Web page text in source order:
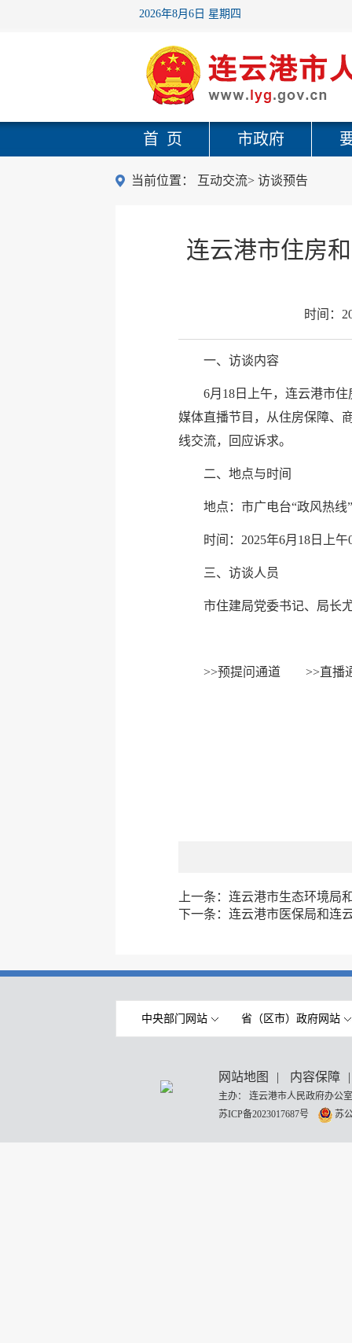
2026年8月6日 星期四
首 页 市政府
当前位置： 互动交流> 访谈预告
连云港市住房
时间：
一、访谈内容
6月18日上午，连云港市
媒体直播节目，从住房保障、
线交流，回应诉求。
二、地点与时间
地点：市广电台“政风热线
时间：2025年6月18日上午
三、访谈人员
市住建局党委书记、局长
>>预提问通道>>直播
上一条： 连云港市生态环境局
下一条： 连云港市医保局和连
中央部门网站 省（区市）政府网站
网站地图 | 内容保障 |
主办： 连云港市人民政府办
苏ICP备2023017687号
苏